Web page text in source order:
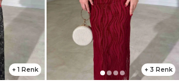
1 3